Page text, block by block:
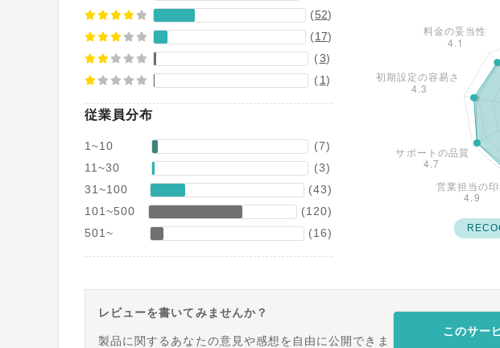
(52)
(17)
(3)
(1)
従業員分布
1~10
(7)
11~30
(3)
31~100
(43)
101~500
(120)
501~
(16)
レビューを書いてみませんか？
製品に関するあなたの意見や感想を自由に公開できま
このサー